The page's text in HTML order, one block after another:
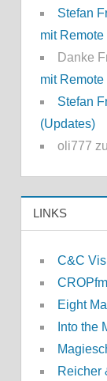
Stefan
mit
Danke
mit
Stefan
(Updates)
oli777 zu
LINKS
C&C
Eight
Into the
Reicher